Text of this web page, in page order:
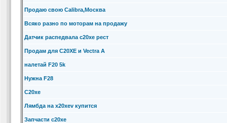
Продаю свою Calibra,Москва
Всяко разно по моторам на продажу
Датчик распедвала c20xe рест
Продам для C20XE и Vectra A
налетай F20 5k
Нужна F28
C20xe
Лямбда на x20xev купится
Запчасти c20xe